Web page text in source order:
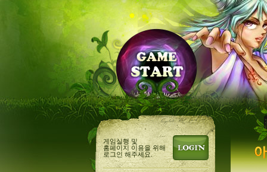
게임실행 및
홈페이지 이용을 위해
로그인 해주세요.
거래